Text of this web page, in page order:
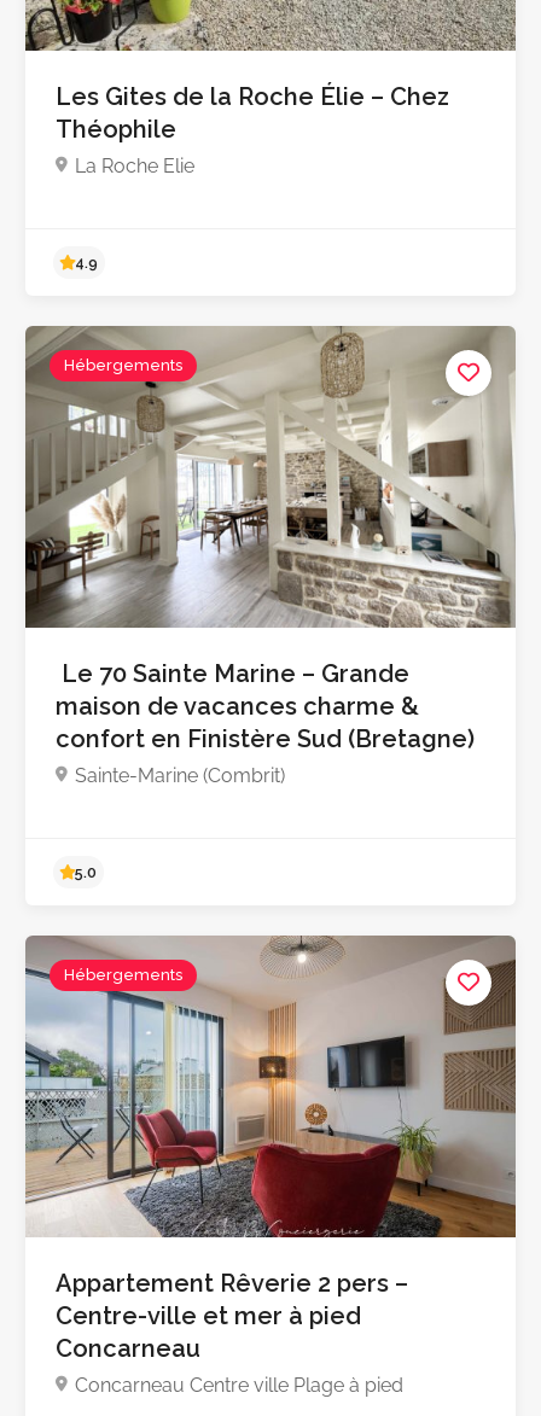
Pas encore d'avis
Les Gites de la Roche Élie – Chez
Théophile
La Roche Elie
4.9
Hébergements
Le 70 Sainte Marine – Grande
maison de vacances charme &
confort en Finistère Sud (Bretagne)
Sainte-Marine (Combrit)
Hébergements
Appartement Rêverie 2 pers –
Centre-ville et mer à pied
Concarneau
Concarneau Centre ville Plage à pied